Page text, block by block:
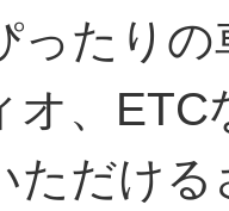
ったり
オ、
ただけ